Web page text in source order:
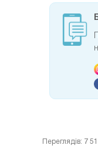
Переглядів: 7